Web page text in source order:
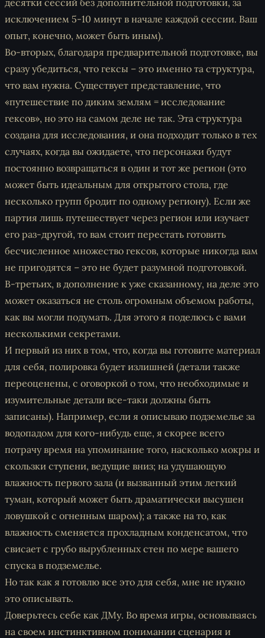
исключением 5-10 минут в начале каждой сессии. Ваш
опыт, конечно, может быть иным).
Во-вторых, благодаря предварительной подготовке, вы
сразу убедиться, что гексы – это именно та структура,
что вам нужна. Существует представление, что
«путешествие по диким землям = исследование
гексов», но это на самом деле не так. Эта структура
создана для исследования, и она подходит только в тех
случаях, когда вы ожидаете, что персонажи будут
постоянно возвращаться в один и тот же регион (это
может быть идеальным для открытого стола, где
несколько групп бродит по одному региону). Если же
партия лишь путешествует через регион или изучает
его раз-другой, то вам стоит перестать готовить
бесчисленное множество гексов, которые никогда вам
не пригодятся – это не будет разумной подготовкой.
В-третьих, в дополнение к уже сказанному, на деле это
может оказаться не столь огромным объемом работы,
как вы могли подумать. Для этого я поделюсь с вами
несколькими секретами.
И первый из них в том, что, когда вы готовите материал
для себя, полировка будет излишней (детали также
переоценены, с оговоркой о том, что необходимые и
изумительные детали все-таки должны быть
записаны). Например, если я описываю подземелье за
водопадом для кого-нибудь еще, я скорее всего
потрачу время на упоминание того, насколько мокры и
скользки ступени, ведущие вниз; на удушающую
влажность первого зала (и вызванный этим легкий
туман, который может быть драматически высушен
ловушкой с огненным шаром); а также на то, как
влажность сменяется прохладным конденсатом, что
свисает с грубо вырубленных стен по мере вашего
спуска в подземелье.
Но так как я готовлю все это для себя, мне не нужно
это описывать.
Доверьтесь себе как ДМу. Во время игры, основываясь
на своем инстинктивном понимании сценария и